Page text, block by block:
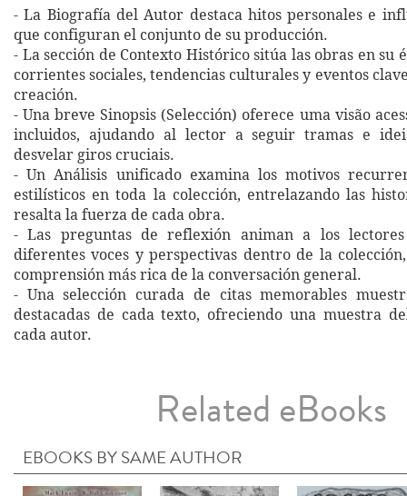
- La Biografía del Autor destaca hitos personales e
que configuran el conjunto de su producción.
- La sección de Contexto Histórico sitúa las obras en su
corrientes sociales, tendencias culturales y eventos
creación.
- Una breve Sinopsis (Selección) oferece uma visão
incluidos, ajudando al lector a seguir tramas e
desvelar giros cruciais.
- Un Análisis unificado examina los motivos
estilísticos en toda la colección, entrelazando las
resalta la fuerza de cada obra.
- Las preguntas de reflexión animan a los
diferentes voces y perspectivas dentro de la
comprensión más rica de la conversación general.
- Una selección curada de citas memorables
destacadas de cada texto, ofreciendo una muestra
cada autor.
Related eBooks
EBOOKS BY SAME AUTHOR